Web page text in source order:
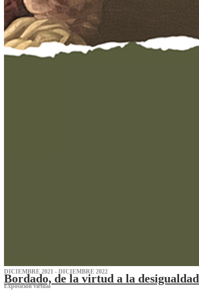
DICIEMBRE 2021 - DICIEMBRE 2022
Bordado, de la virtud a la desigualdad
Exposición virtual‌